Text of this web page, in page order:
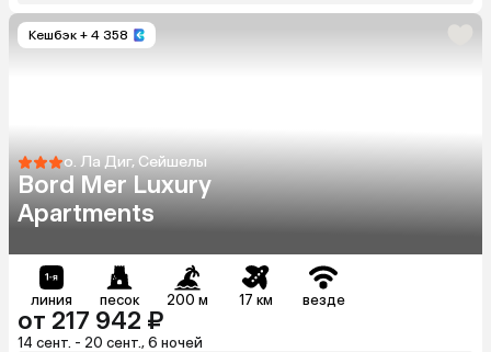
Кешбэк + 4 358
о. Ла Диг, Сейшелы
Bord Mer Luxury
Apartments
линия песок 200 м 17 км везде
от 217 942 ₽
14 сент. - 20 сент., 6 ночей